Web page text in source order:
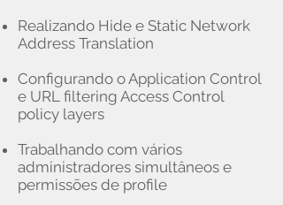
Realizando Hide e Static Network
Address Translation
Configurando o Application Control
e URL filtering Access Control
policy layers
Trabalhando com vários
administradores simultâneos e
permissões de profile